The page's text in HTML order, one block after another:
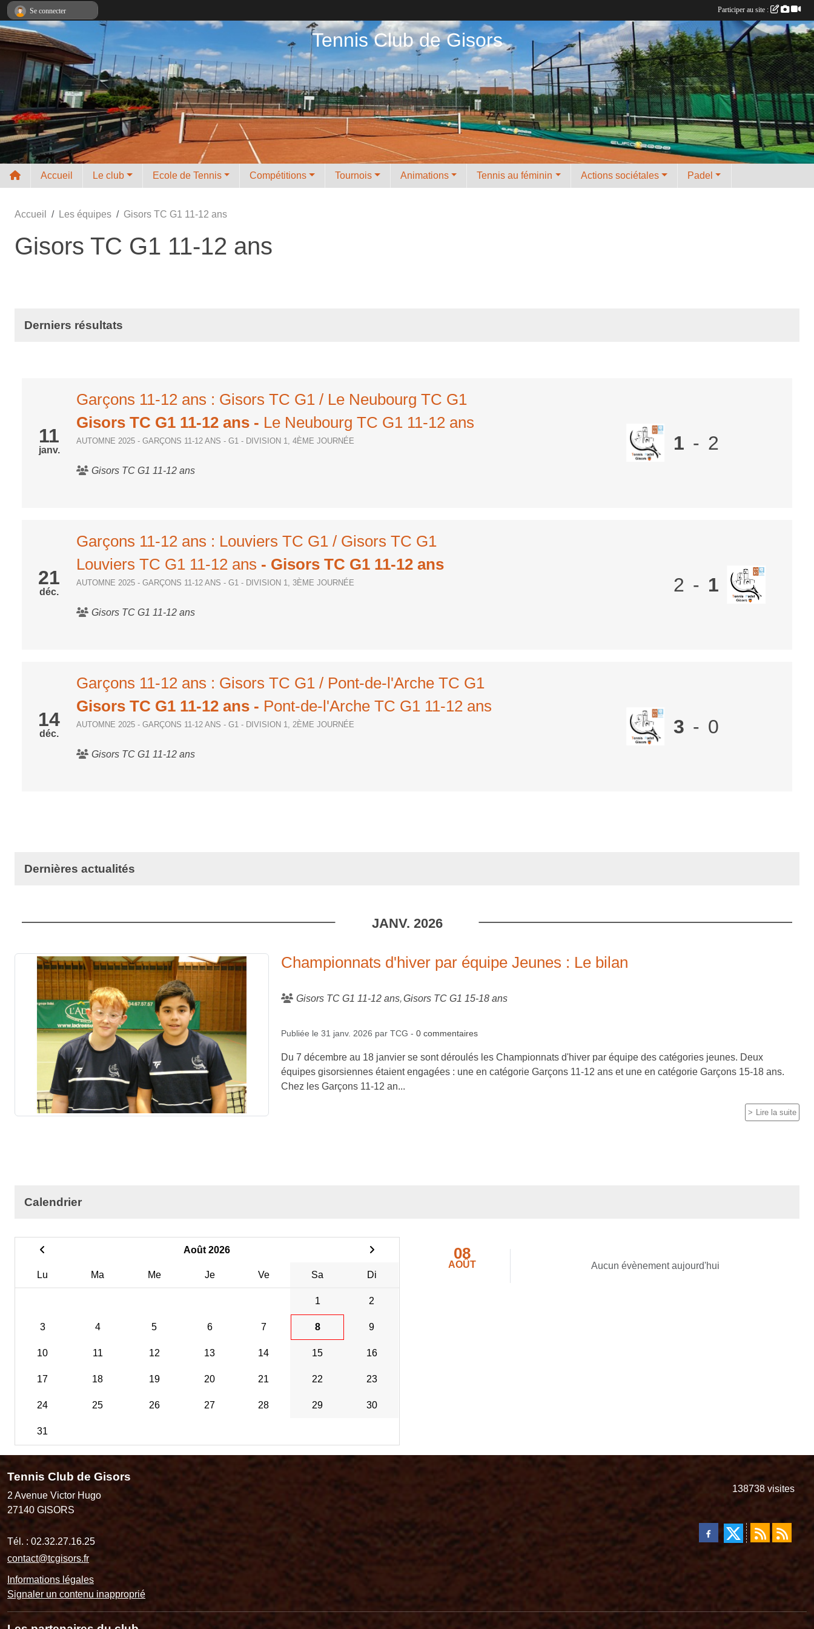
Tennis Club de Gisors
Accueil Le club Ecole de Tennis Compétitions Tournois Animations Tennis au féminin Actions sociétales Padel
Accueil Les équipes Gisors TC G1 11-12 ans
Gisors TC G1 11-12 ans
Derniers résultats
11
janv.
Garçons 11-12 ans : Gisors TC G1 / Le Neubourg TC G1
Gisors TC G1 11-12 ans - Le Neubourg TC G1 11-12 ans
AUTOMNE 2025 - GARÇONS 11-12 ANS - G1 - DIVISION 1, 4ÈME JOURNÉE
Gisors TC G1 11-12 ans
1 - 2
21
déc.
Garçons 11-12 ans : Louviers TC G1 / Gisors TC G1
Louviers TC G1 11-12 ans - Gisors TC G1 11-12 ans
AUTOMNE 2025 - GARÇONS 11-12 ANS - G1 - DIVISION 1, 3ÈME JOURNÉE
Gisors TC G1 11-12 ans
2 - 1
14
déc.
Garçons 11-12 ans : Gisors TC G1 / Pont-de-l'Arche TC G1
Gisors TC G1 11-12 ans - Pont-de-l'Arche TC G1 11-12 ans
AUTOMNE 2025 - GARÇONS 11-12 ANS - G1 - DIVISION 1, 2ÈME JOURNÉE
Gisors TC G1 11-12 ans
3 - 0
Dernières actualités
JANV. 2026
Championnats d'hiver par équipe Jeunes : Le bilan
Gisors TC G1 11-12 ans Gisors TC G1 15-18 ans
Publiée le 31 janv. 2026 par TCG - 0 commentaires
Du 7 décembre au 18 janvier se sont déroulés les Championnats d'hiver par équipe des catégories jeunes. Deux
équipes gisorsiennes étaient engagées : une en catégorie Garçons 11-12 ans et une en catégorie Garçons 15-18 ans.
Chez les Garçons 11-12 an...
Lire la suite
Calendrier
Août 2026
Lu Ma Me Je Ve Sa Di
1 2
3 4 5 6 7 8 9
10 11 12 13 14 15 16
17 18 19 20 21 22 23
24 25 26 27 28 29 30
31
08
AOÛT Aucun évènement aujourd'hui
Tennis Club de Gisors
2 Avenue Victor Hugo
27140 GISORS
Tél. : 02.32.27.16.25
contact@tcgisors.fr
Informations légales
Signaler un contenu inapproprié
138738 visites
Se connecter Participer au site :
Panneau de gestion des cookies